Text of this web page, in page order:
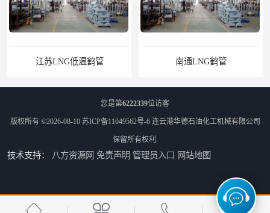
南通LNG鹤管
您是第6222339位访客
版权所有 ©2026-08-10 苏ICP备11049562号-6 连云港华德石油化工机械有限公司
保留所有权利.
技术支持： 八方资源网 免责声明 管理员入口 网站地图